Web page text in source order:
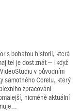
s bohatou historií, která
je dost znát – i když
v původním
samotného Corelu, který
zpracování
nicméně aktuální